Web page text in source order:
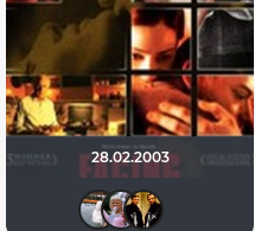
28.02.2003